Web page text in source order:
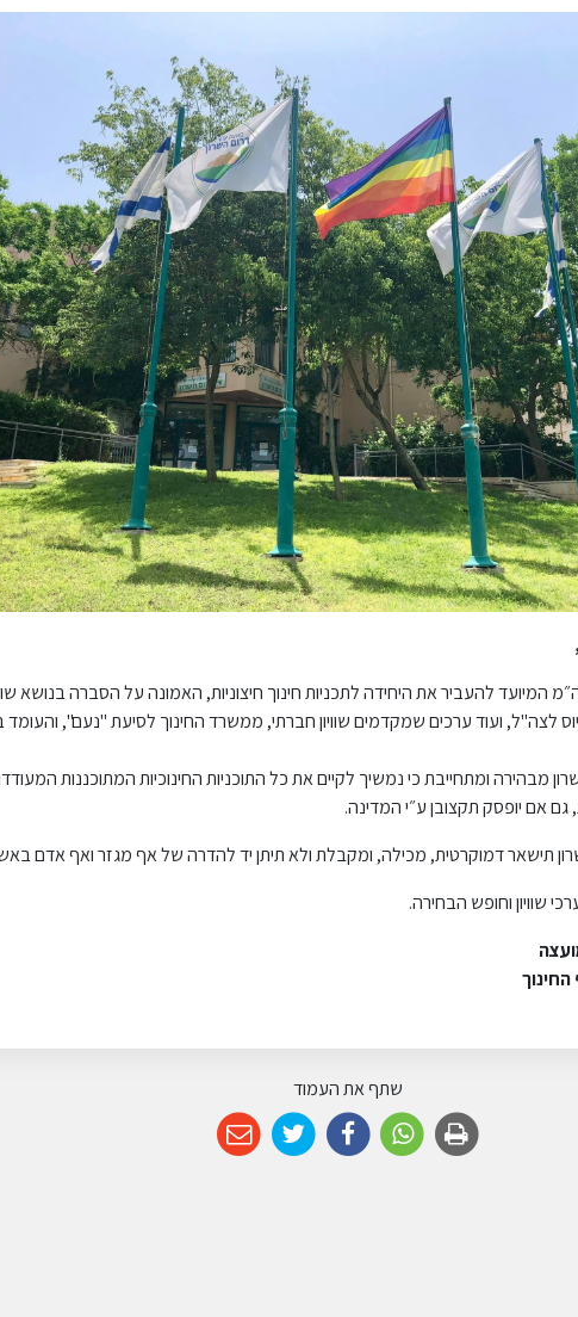
להעביר את היחידה לתכניות חינוך חיצוניות, האמונה על הסברה בנושא
לצה"ל, ועוד ערכים שמקדמים שוויון חברתי, ממשרד החינוך לסיעת "נעם",
מבהירה ומתחייבת כי נמשיך לקיים את כל התוכניות החינוכיות המתוכננות
גם אם יופסק תקצובן ע״י המדינה.
תישאר דמוקרטית, מכילה, ומקבלת ולא תיתן יד להדרה של אף מגזר ואף אדם
שוויון וחופש הבחירה.
שתף את העמוד